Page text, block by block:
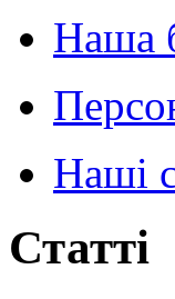
Наша
Наші
Статті